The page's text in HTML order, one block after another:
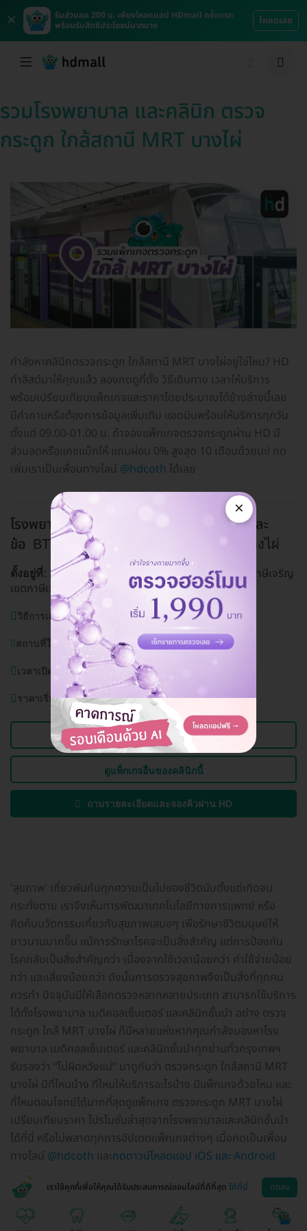
×
รับส่วนลด 200 บ. เพียงโหลดแอป HDmall ครั้งแรก
พร้อมรับสิทธิประโยชน์มากมาย
โหลดเลย
รวมโรงพยาบาล และคลินิก ตรวจ
กระดูก ใกล้สถานี MRT บางไผ่
กำลังหาคลินิกตรวจกระดูก ใกล้สถานี MRT บางไผ่อยู่ใช่ไหม? HD
ทำลิสต์มาให้คุณแล้ว ลองกดดูที่ตั้ง วิธีเดินทาง เวลาให้บริการ
พร้อมเปรียบเทียบแพ็กเกจและราคาโดยประมาณได้ข้างล่างนี้เลย
มีคำถามหรือต้องการข้อมูลเพิ่มเติม แอดมินพร้อมให้บริการทุกวัน
ตั้งแต่ 09.00-01.00 น. ถ้าจองแพ็กเกจตรวจกระดูกผ่าน HD มี
ส่วนลดหรือแคชแบ็กให้ แถมผ่อน 0% สูงสุด 10 เดือนด้วยนะ! กด
เพิ่มเราเป็นเพื่อนทางไลน์ @hdcoth ได้เลย
โรงพยาบาลพญาไท 3 ศูนย์กล้ามเนื้อ กระดูก และ
ข้อ
BTS บางหว้า, MRT บางหว้า, MRT บางไผ่
ตั้งอยู่ที่: ชั้น 1 เลขที่ 111 ถ. เพชรเกษม แขวงปากคลองภาษีเจริญ
เขตภาษีเจริญ กรุงเทพมหานคร 10160
ดูแผนที่คลินิก
วิธีการเดินทาง:BTS บางหว้า, MRT บางหว้า, MRT บางไผ่
สถานที่ใกล้เคียง:มหาวิทยาลัยสยาม
เวลาเปิดบริการ:วันจันทร์ - อาทิตย์ 08.00 - 17.00 น.
ราคาเริ่มต้นที่1,900 บาท
ดูข้อมูลคลินิก
ดูแพ็กเกจอื่นของคลินิกนี้
ถามรายละเอียดและจองคิวผ่าน HD
'สุขภาพ' เกี่ยวพันกับทุกความเป็นไปของชีวิตนับตั้งแต่เกิดจน
กระทั่งตาย เราจึงเห็นการพัฒนาเทคโนโลยีทางการแพทย์ หรือ
คิดค้นนวัตกรรมเกี่ยวกับสุขภาพเสมอๆ เพื่อรักษาชีวิตมนุษย์ให้
ยาวนานมากขึ้น แม้การรักษาโรคจะเป็นสิ่งสำคัญ แต่การป้องกัน
โรคกลับเป็นสิ่งสำคัญกว่า เนื่องจากใช้เวลาน้อยกว่า ค่าใช้จ่ายน้อย
กว่า และเสี่ยงน้อยกว่า ดังนั้นการตรวจสุขภาพจึงเป็นสิ่งที่ทุกคน
ควรทำ ปัจจุบันมีให้เลือกตรวจหลากหลายประเภท สามารถใช้บริการ
ได้ทั้งโรงพยาบาล เมดิคอลเซ็นเตอร์ และคลินิกชั้นนำ อย่าง ตรวจ
กระดูก ใกล้ MRT บางไผ่ ก็มีหลายแห่งหากคุณกำลังมองหาโรง
พยาบาล เมดิคอลเซ็นเตอร์ และคลินิกชั้นนำทุกย่านทั่วกรุงเทพฯ
รับรองว่า “ไม่ผิดหวังแน่” มาดูกันว่า ตรวจกระดูก ใกล้สถานี MRT
บางไผ่ มีที่ไหนบ้าง ที่ไหนให้บริการอะไรบ้าง มีแพ็กเกจด้วยไหม และ
ที่ไหนตอบโจทย์ได้มากที่สุดดูแพ็กเกจ ตรวจกระดูก MRT บางไผ่
เปรียบเทียบราคา โปรโมชั่นล่าสุดจากโรงพยาบาลและคลินิกชั้นนำ
ได้ที่นี่ หรือไม่พลาดทุกการอัปเดตแพ็กเกจต่างๆ เมื่อกดเป็นเพื่อน
ทางไลน์ @hdcoth และกดดาวน์โหลดแอป iOS และ Android
เราใช้คุกกี้เพื่อให้คุณได้รับประสบการณ์ออนไลน์ที่ดีที่สุด ได้ที่นี่ ตกลง
×